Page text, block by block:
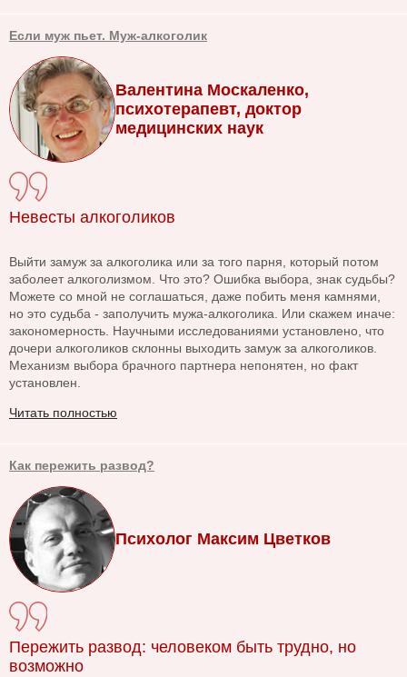
Если муж пьет. Муж-алкоголик
Валентина Москаленко,
психотерапевт, доктор
медицинских наук
Невесты алкоголиков
Выйти замуж за алкоголика или за того парня, который потом
заболеет алкоголизмом. Что это? Ошибка выбора, знак судьбы?
Можете со мной не соглашаться, даже побить меня камнями,
но это судьба - заполучить мужа-алкоголика. Или скажем иначе:
закономерность. Научными исследованиями установлено, что
дочери алкоголиков склонны выходить замуж за алкоголиков.
Механизм выбора брачного партнера непонятен, но факт
установлен.
Читать полностью
Как пережить развод?
Психолог Максим Цветков
Пережить развод: человеком быть трудно, но
возможно